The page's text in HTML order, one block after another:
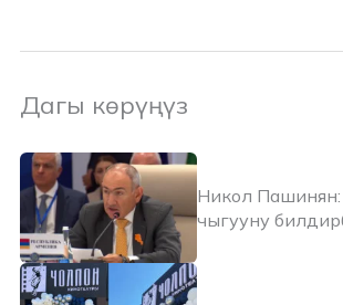
Дагы көрүңүз
Никол
чыгууну